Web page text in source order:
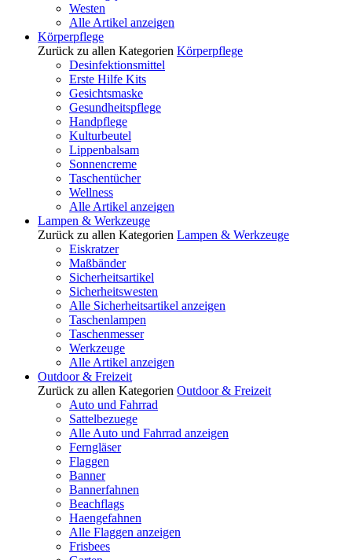
Westen
Alle Artikel anzeigen
Körperpflege
Zurück zu allen Kategorien Körperpflege
Desinfektionsmittel
Erste Hilfe Kits
Gesichtsmaske
Gesundheitspflege
Handpflege
Kulturbeutel
Lippenbalsam
Sonnencreme
Taschentücher
Wellness
Alle Artikel anzeigen
Lampen & Werkzeuge
Zurück zu allen Kategorien Lampen & Werkzeuge
Eiskratzer
Maßbänder
Sicherheitsartikel
Sicherheitswesten
Alle Sicherheitsartikel anzeigen
Taschenlampen
Taschenmesser
Werkzeuge
Alle Artikel anzeigen
Outdoor & Freizeit
Zurück zu allen Kategorien Outdoor & Freizeit
Auto und Fahrrad
Sattelbezuege
Alle Auto und Fahrrad anzeigen
Ferngläser
Flaggen
Banner
Bannerfahnen
Beachflags
Haengefahnen
Alle Flaggen anzeigen
Frisbees